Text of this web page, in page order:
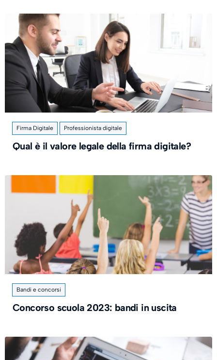
Firma Digitale Professionista digitale
Qual è il valore legale della firma digitale?
Bandi e concorsi
Concorso scuola 2023: bandi in uscita